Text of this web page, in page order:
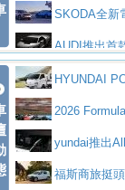
道投資布局
Maserati
MC12」全球首度亮相
迎接
五位成員 全新
場
造型華麗時
eugeot 208小改款發
突然滿天都
襲式宣告全新 GLB
98萬起
台灣僅此一
SHOTGUN 650 x
裝更銳利的造型、更
更高效的動力
SKODA全新
問世，擁有品牌史上
AUDI推出首
lari，0到100公里加
／小時
百年三叉戟
返 1000 Miglia 傳承
法拉利首款
大馬力超過1000匹並
里程
小車大空間
ODA發表全新純電
賓士
HYUNDAI
勇奪中型貨車銷售冠
2026
rix 新加坡大獎賽
yundai推出
務 讓電動車化身行
福斯商旅挺